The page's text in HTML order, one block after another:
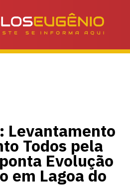
Levantamento
Todos pela
Evolução
em Lagoa do